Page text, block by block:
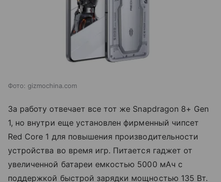
Фото: gizmochina.com
За работу отвечает все тот же Snapdragon 8+ Gen
1, но внутри еще установлен фирменный чипсет
Red Core 1 для повышения производительности
устройства во время игр. Питается гаджет от
увеличенной батареи емкостью 5000 мАч с
поддержкой быстрой зарядки мощностью 135 Вт.